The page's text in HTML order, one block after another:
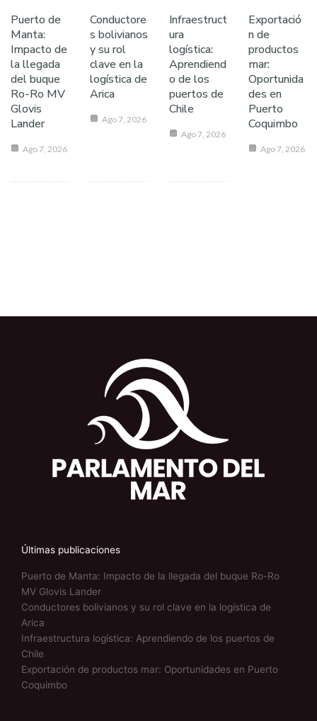
Puerto de
Manta:
Impacto de
la llegada
del buque
Ro-Ro MV
Glovis
Lander
Ago 7, 2026
Conductore
s bolivianos
y su rol
clave en la
logística de
Arica
Ago 7, 2026
Infraestruct
ura
logística:
Aprendiend
o de los
puertos de
Chile
Ago 7, 2026
Exportació
n de
productos
mar:
Oportunida
des en
Puerto
Coquimbo
Ago 7, 2026
Últimas publicaciones
Puerto de Manta: Impacto de la llegada del buque Ro-Ro
MV Glovis Lander
Conductores bolivianos y su rol clave en la logística de
Arica
Infraestructura logística: Aprendiendo de los puertos de
Chile
Exportación de productos mar: Oportunidades en Puerto
Coquimbo